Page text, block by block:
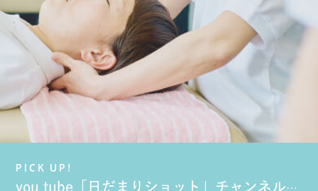
PICK UP!
you tube「日だまりショット」チャンネル始めました。